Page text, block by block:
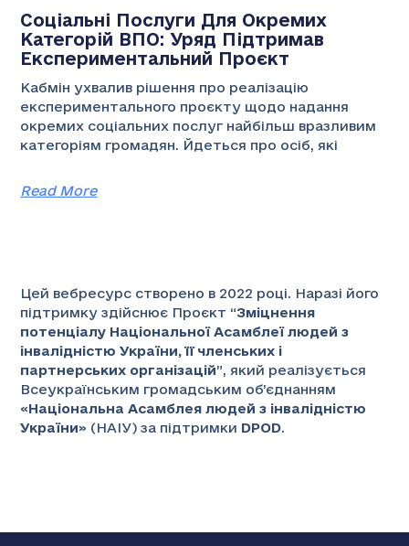
Соціальні Послуги Для Окремих
Категорій ВПО: Уряд Підтримав
Експериментальний Проєкт
Кабмін ухвалив рішення про реалізацію
експериментального проєкту щодо надання
окремих соціальних послуг найбільш вразливим
категоріям громадян. Йдеться про осіб, які
Read More
Цей вебресурс створено в 2022 році. Наразі його
підтримку здійснює Проєкт “Зміцнення
потенціалу Національної Асамблеї людей з
інвалідністю України, її членських і
партнерських організацій”, який реалізується
Всеукраїнським громадським об’єднанням
«Національна Асамблея людей з інвалідністю
України» (НАІУ) за підтримки DPOD.